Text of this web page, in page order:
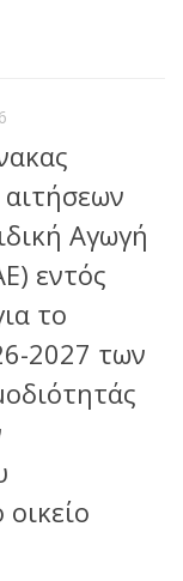
Αγωγή
εντός
το
2027 των